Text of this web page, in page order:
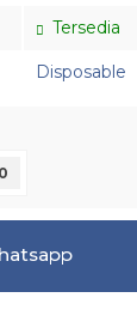
Tersedia
Disposable